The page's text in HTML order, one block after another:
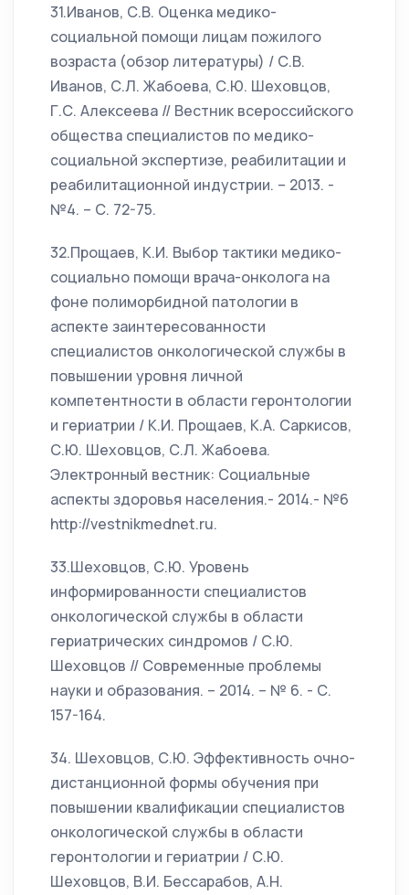
31.Иванов, С.В. Оценка медико-
социальной помощи лицам пожилого
возраста (обзор литературы) / С.В.
Иванов, С.Л. Жабоева, С.Ю. Шеховцов,
Г.С. Алексеева // Вестник всероссийского
общества специалистов по медико-
социальной экспертизе, реабилитации и
реабилитационной индустрии. – 2013. -
№4. – С. 72-75.
32.Прощаев, К.И. Выбор тактики медико-
социально помощи врача-онколога на
фоне полиморбидной патологии в
аспекте заинтересованности
специалистов онкологической службы в
повышении уровня личной
компетентности в области геронтологии
и гериатрии / К.И. Прощаев, К.А. Саркисов,
С.Ю. Шеховцов, С.Л. Жабоева.
Электронный вестник: Социальные
аспекты здоровья населения.- 2014.- №6
http://vestnikmednet.ru.
33.Шеховцов, С.Ю. Уровень
информированности специалистов
онкологической службы в области
гериатрических синдромов / С.Ю.
Шеховцов // Современные проблемы
науки и образования. – 2014. – № 6. - С.
157-164.
34. Шеховцов, С.Ю. Эффективность очно-
дистанционной формы обучения при
повышении квалификации специалистов
онкологической службы в области
геронтологии и гериатрии / С.Ю.
Шеховцов, В.И. Бессарабов, А.Н.